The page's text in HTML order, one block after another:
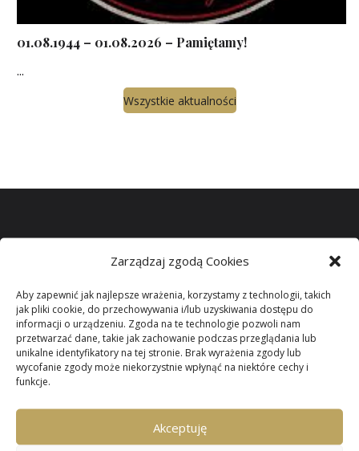
Zarządzaj zgodą Cookies
Aby zapewnić jak najlepsze wrażenia, korzystamy z technologii, takich
jak pliki cookie, do przechowywania i/lub uzyskiwania dostępu do
informacji o urządzeniu. Zgoda na te technologie pozwoli nam
przetwarzać dane, takie jak zachowanie podczas przeglądania lub
unikalne identyfikatory na tej stronie. Brak wyrażenia zgody lub
wycofanie zgody może niekorzystnie wpłynąć na niektóre cechy i
funkcje.
Akceptuję
01.08.1944 – 01.08.2026 – Pamiętamy!
...
Wszystkie aktualności
witrynę.
Parafii Niepokalanego
Poczęcia NMPw
Przewozie